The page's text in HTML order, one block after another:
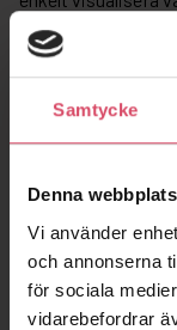
Samtycke
Denna
Vi använder
och annonserna
för sociala
vidarebefordrar
murbruk och
Exportera din
hittar en
program, under